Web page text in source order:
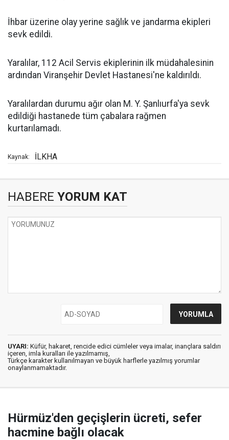
İhbar üzerine olay yerine sağlık ve jandarma ekipleri
sevk edildi.
Yaralılar, 112 Acil Servis ekiplerinin ilk müdahalesinin
ardından Viranşehir Devlet Hastanesi'ne kaldırıldı.
Yaralılardan durumu ağır olan M. Y. Şanlıurfa'ya sevk
edildiği hastanede tüm çabalara rağmen
kurtarılamadı.
Kaynak: İLKHA
HABERE YORUM KAT
UYARI: Küfür, hakaret, rencide edici cümleler veya imalar, inançlara saldırı
içeren, imla kuralları ile yazılmamış,
Türkçe karakter kullanılmayan ve büyük harflerle yazılmış yorumlar
onaylanmamaktadır.
Hürmüz'den geçişlerin ücreti, sefer
hacmine bağlı olacak